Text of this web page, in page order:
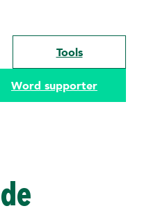
Tools
Word supporter